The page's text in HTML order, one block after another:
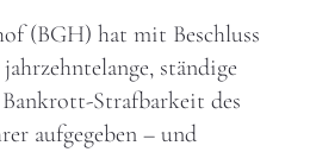
(BGH) hat mit Beschluss
jahrzehntelange, ständige
Strafbarkeit des
aufgegeben – und